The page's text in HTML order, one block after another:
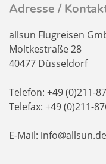
Adresse /
allsun Flugreisen
Moltkestraße 28
40477 Düsseldorf
Telefon: +49 (0)211-
Telefax: +49 (0)211-
E-Mail: info@allsun.de